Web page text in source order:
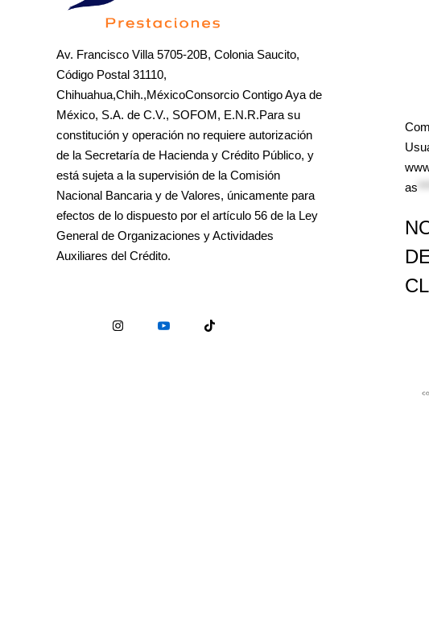
Av. Francisco Villa 5705-20B, Colonia Saucito,
Código Postal 31110,
Chihuahua,Chih.,MéxicoConsorcio Contigo Aya de
México, S.A. de C.V., SOFOM, E.N.R.Para su
constitución y operación no requiere autorización
de la Secretaría de Hacienda y Crédito Público, y
está sujeta a la supervisión de la Comisión
Nacional Bancaria y de Valores, únicamente para
efectos de lo dispuesto por el artículo 56 de la Ley
General de Organizaciones y Actividades
Auxiliares del Crédito.
as